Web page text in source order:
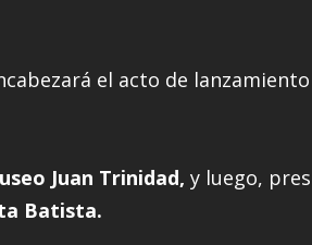
el acto de
Juan Trinidad, y luego,
Batista.